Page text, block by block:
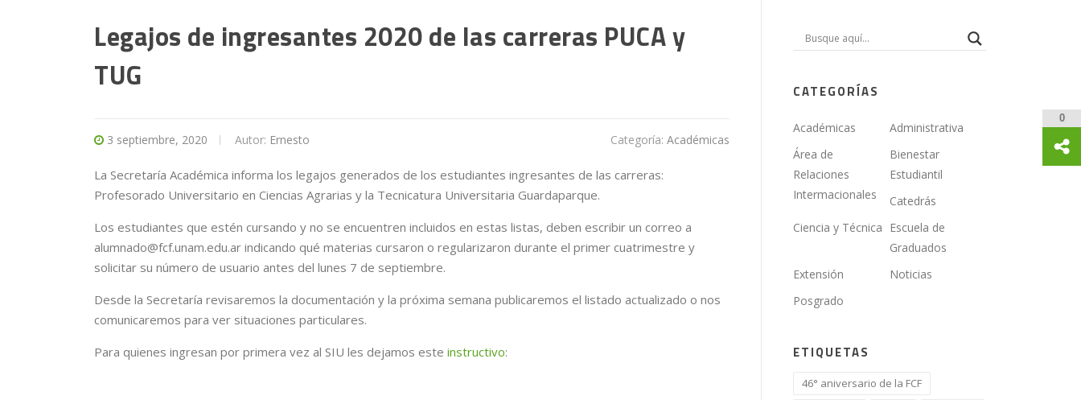
Legajos de ingresantes 2020 de las carreras PUCA y
TUG
3 septiembre, 2020 Autor: Ernesto Categoría: Académicas
La Secretaría Académica informa los legajos generados de los estudiantes ingresantes de las carreras:
Profesorado Universitario en Ciencias Agrarias y la Tecnicatura Universitaria Guardaparque.
Los estudiantes que estén cursando y no se encuentren incluidos en estas listas, deben escribir un correo a
alumnado@fcf.unam.edu.ar indicando qué materias cursaron o regularizaron durante el primer cuatrimestre y
solicitar su número de usuario antes del lunes 7 de septiembre.
Desde la Secretaría revisaremos la documentación y la próxima semana publicaremos el listado actualizado o nos
comunicaremos para ver situaciones particulares.
Para quienes ingresan por primera vez al SIU les dejamos este instructivo:
CATEGORÍAS
Académicas
Administrativa
Área de
Relaciones
Intermacionales
Bienestar
Estudiantil
Catedrás
Ciencia y Técnica Escuela de
Graduados
Extensión
Noticias
Posgrado
ETIQUETAS
46° aniversario de la FCF
0